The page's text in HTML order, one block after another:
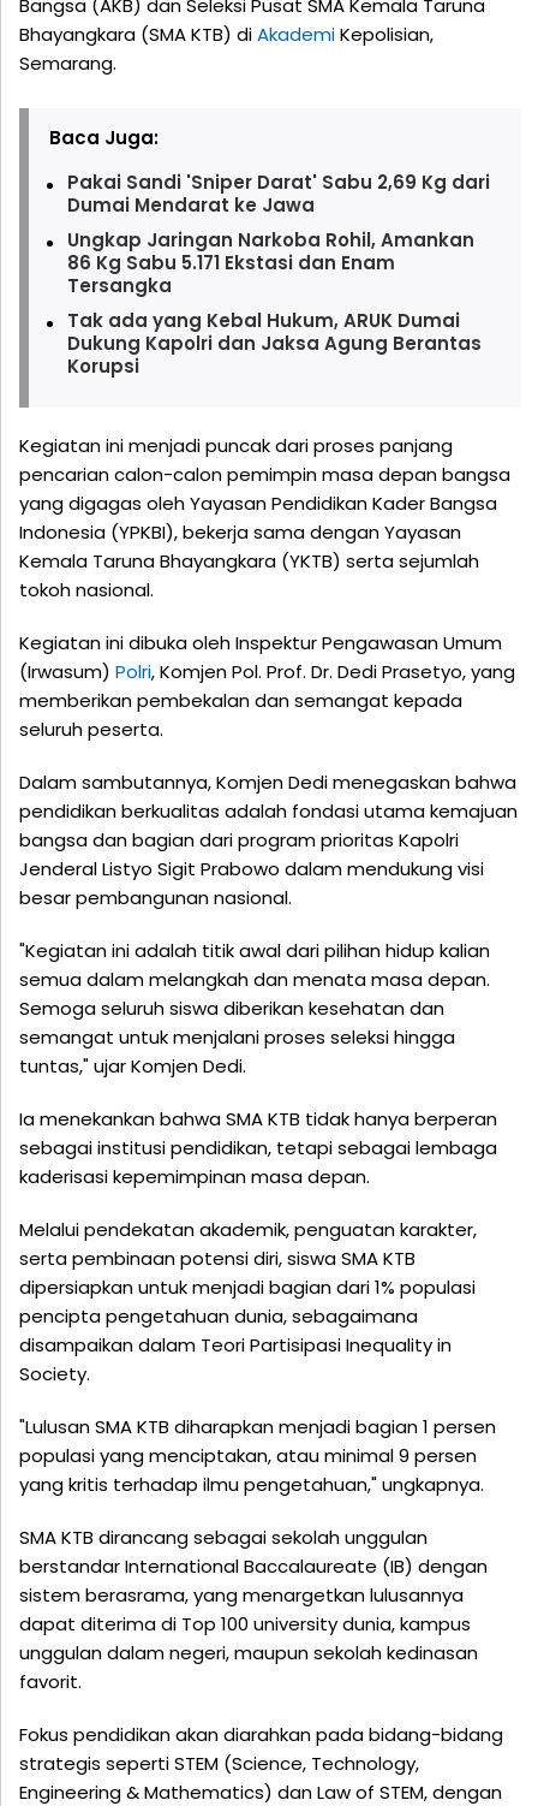
Bangsa (AKB) dan Seleksi Pusat SMA Kemala Taruna
Bhayangkara (SMA KTB) diAkademiKepolisian,
Semarang.
Baca Juga:
Pakai Sandi 'Sniper Darat' Sabu 2,69 Kg dari
Dumai Mendarat ke Jawa
Ungkap Jaringan Narkoba Rohil, Amankan
86 Kg Sabu 5.171 Ekstasi dan Enam
Tersangka
Tak ada yang Kebal Hukum, ARUK Dumai
Dukung Kapolri dan Jaksa Agung Berantas
Korupsi
Kegiatan ini menjadi puncak dari proses panjang
pencarian calon-calon pemimpin masa depan bangsa
yang digagas oleh Yayasan Pendidikan Kader Bangsa
Indonesia (YPKBI), bekerja sama dengan Yayasan
Kemala Taruna Bhayangkara (YKTB) serta sejumlah
tokoh nasional.
Kegiatan ini dibuka oleh Inspektur Pengawasan Umum
(Irwasum) Polri, Komjen Pol. Prof. Dr. Dedi Prasetyo, yang
memberikan pembekalan dan semangat kepada
seluruh peserta.
Dalam sambutannya, Komjen Dedi menegaskan bahwa
pendidikan berkualitas adalah fondasi utama kemajuan
bangsa dan bagian dari program prioritas Kapolri
Jenderal Listyo Sigit Prabowo dalam mendukung visi
besar pembangunan nasional.
"Kegiatan ini adalah titik awal dari pilihan hidup kalian
semua dalam melangkah dan menata masa depan.
Semoga seluruh siswa diberikan kesehatan dan
semangat untuk menjalani proses seleksi hingga
tuntas," ujar Komjen Dedi.
Ia menekankan bahwa SMA KTB tidak hanya berperan
sebagai institusi pendidikan, tetapi sebagai lembaga
kaderisasi kepemimpinan masa depan.
Melalui pendekatan akademik, penguatan karakter,
serta pembinaan potensi diri, siswa SMA KTB
dipersiapkan untuk menjadi bagian dari 1% populasi
pencipta pengetahuan dunia, sebagaimana
disampaikan dalam Teori Partisipasi Inequality in
Society.
"Lulusan SMA KTB diharapkan menjadi bagian 1 persen
populasi yang menciptakan, atau minimal 9 persen
yang kritis terhadap ilmu pengetahuan," ungkapnya.
SMA KTB dirancang sebagai sekolah unggulan
berstandar International Baccalaureate (IB) dengan
sistem berasrama, yang menargetkan lulusannya
dapat diterima di Top 100 university dunia, kampus
unggulan dalam negeri, maupun sekolah kedinasan
favorit.
Fokus pendidikan akan diarahkan pada bidang-bidang
strategis seperti STEM (Science, Technology,
Engineering & Mathematics) dan Law of STEM, dengan